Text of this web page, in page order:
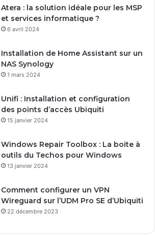
Atera : la solution idéale pour les MSP
et services informatique ?
6 avril 2024
Installation de Home Assistant sur un
NAS Synology
1 mars 2024
Unifi : Installation et configuration
des points d’accès Ubiquiti
15 janvier 2024
Windows Repair Toolbox : La boite à
outils du Techos pour Windows
13 janvier 2024
Comment configurer un VPN
Wireguard sur l’UDM Pro SE d’Ubiquiti
22 décembre 2023